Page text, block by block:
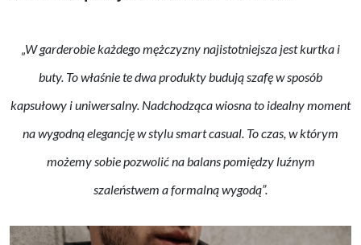
„W garderobie każdego mężczyzny najistotniejsza jest kurtka i
buty. To właśnie te dwa produkty budują szafę w sposób
kapsułowy i uniwersalny. Nadchodząca wiosna to idealny moment
na wygodną elegancję w stylu smart casual. To czas, w którym
możemy sobie pozwolić na balans pomiędzy luźnym
szaleństwem a formalną wygodą”.